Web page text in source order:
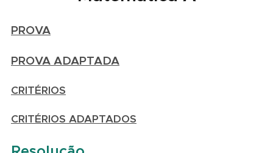
PROVA
PROVA ADAPTADA
CRITÉRIOS
CRITÉRIOS ADAPTADOS